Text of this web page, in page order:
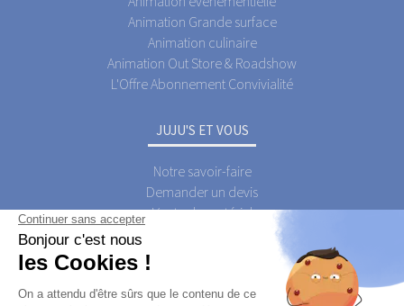
Animation Grande surface
Animation culinaire
Animation Out Store & Roadshow
L'Offre Abonnement Convivialité
JUJU'S ET VOUS
Notre savoir-faire
Demander un devis
Vente de matériel
Qui est JUJU'S Activations ?
Qui sont les JUJU'S Activateurs ?
Postuler